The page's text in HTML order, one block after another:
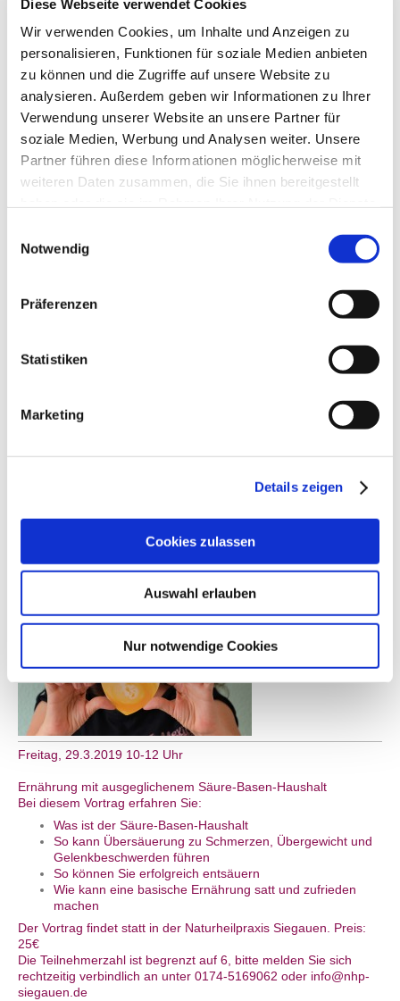
Diese Webseite verwendet Cookies
Wir verwenden Cookies, um Inhalte und Anzeigen zu
personalisieren, Funktionen für soziale Medien anbieten
zu können und die Zugriffe auf unsere Website zu
analysieren. Außerdem geben wir Informationen zu Ihrer
Verwendung unserer Website an unsere Partner für
soziale Medien, Werbung und Analysen weiter. Unsere
Partner führen diese Informationen möglicherweise mit
weiteren Daten zusammen, die Sie ihnen bereitgestellt
Notwendig
Präferenzen
Statistiken
Marketing
Details zeigen
Cookies zulassen
Auswahl erlauben
Nur notwendige Cookies
Samstag, 16.3.2019 10-15 Uhr
Mit Power durch die Wechseljahre
Ein Workshop für Frauen mit den Bonn Femmes
Gesundheitsexpertinnen
Symptome der Wechseljahre sein. Wie geht es Dir damit?
Wir bieten einen geschützten Raum zum Austausch und eine
Meridiantherapie von Heilpraktikerin Simone Au,
von Heilpraktikerin Angelika Binding
"Die natürliche Hormonregulationstherapie" von
Naturheilkunde und genzheitliche Frauenheilkunde
"Entspannung und Unterstützung durch Kinesiologie"
selbständiger Frauen. Gebühr: 24€ Ort: Lindlaustr. 2a, 53842
Anmeldung unter info@bonnfemmes.de oder 0228-3363892
Freitag, 29.3.2019 10-12 Uhr
Ernährung mit ausgeglichenem Säure-Basen-Haushalt
Bei diesem Vortrag erfahren Sie:
Was ist der Säure-Basen-Haushalt
So kann Übersäuerung zu Schmerzen, Übergewicht und
Gelenkbeschwerden führen
So können Sie erfolgreich entsäuern
Wie kann eine basische Ernährung satt und zufrieden
machen
Der Vortrag findet statt in der Naturheilpraxis Siegauen. Preis:
25€
Die Teilnehmerzahl ist begrenzt auf 6, bitte melden Sie sich
rechtzeitig verbindlich an unter 0174-5169062 oder info@nhp-
siegauen.de